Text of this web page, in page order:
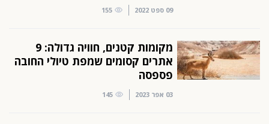
09 ספט 2022 155
מקומות קטנים, חוויה גדולה: 9
אתרים קסומים שמפת טיולי החובה
פספסה
03 אפר 2023 145